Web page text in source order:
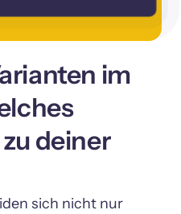
im
deiner
sich nicht nur